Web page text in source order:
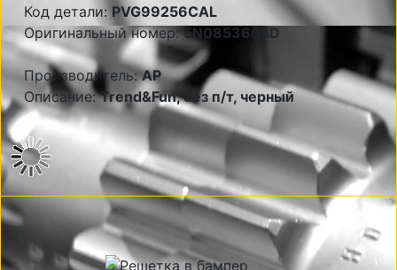
Код детали: PVG99256CAL
Оригинальный номер:5N0853665D
Производитель:AP
Описание:Trend&Fun, без п/т, черный